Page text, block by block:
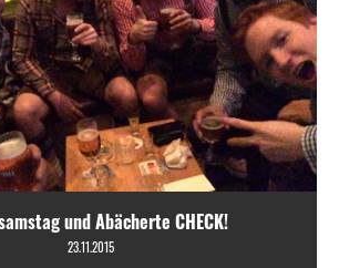
und Abächerte CHECK!
23.11.2015